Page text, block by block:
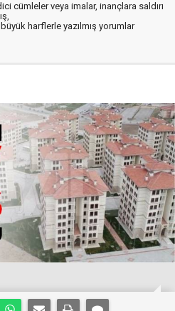
cümleler veya imalar, inançlara saldırı
harflerle yazılmış yorumlar